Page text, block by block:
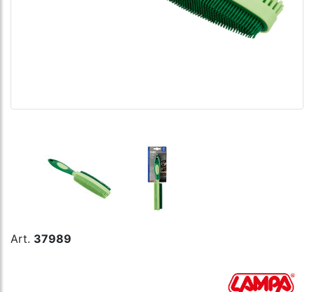
Art. 37989